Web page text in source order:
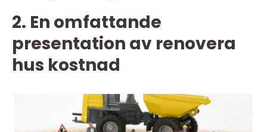
2. En omfattande
presentation av renovera
hus kostnad